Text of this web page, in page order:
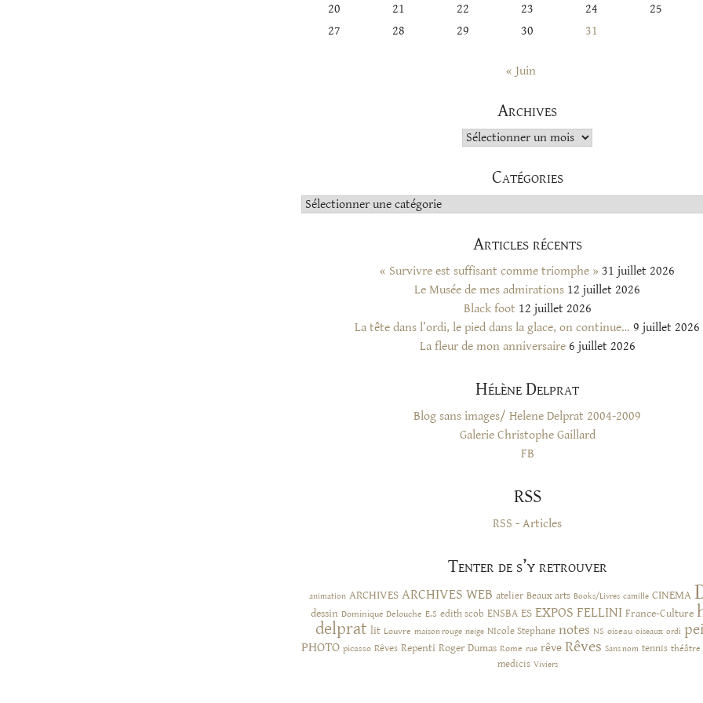
20 21 22 23 24
25
27
28 29 30 31
« Juin
Archives
Archives
Catégories
Catégories
Articles récents
« Survivre est suffisant comme triomphe » 31 juillet 2026
Le Musée de mes admirations 12 juillet 2026
Black foot 12 juillet 2026
La tête dans l’ordi, le pied dans la glace, on continue… 9 juillet 2026
La fleur de mon anniversaire 6 juillet 2026
Hélène Delprat
Blog sans images/ Helene Delprat 2004-2009
Galerie Christophe Gaillard
FB
RSS
RSS - Articles
Tenter de s’y retrouver
animation ARCHIVES ARCHIVES WEB atelier Beaux arts Books/Livres camille CINEMA
dessin Dominique Delouche E.S edith scob ENSBA ES EXPOS FELLINI France-Culture
delprat lit Louvre maison rouge neige NIcole Stephane notes NS oiseau oiseaux ordi
PHOTO picasso Rêves Repenti Roger Dumas Rome rue rêve Rêves Sans nom tennis théâtre
medicis Viviers